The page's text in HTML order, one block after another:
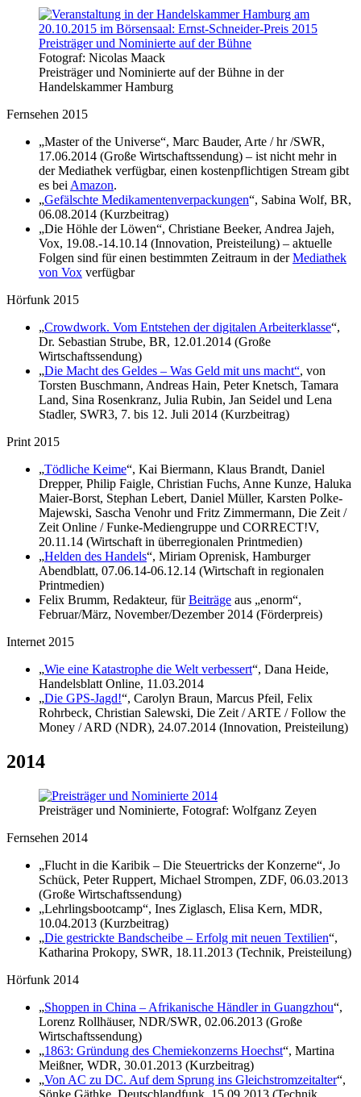
Fotograf: Nicolas Maack
Preisträger und Nominierte auf der Bühne in der
Handelskammer Hamburg
Fernsehen 2015
„Master of the Universe“, Marc Bauder, Arte / hr /SWR,
17.06.2014 (Große Wirtschaftssendung) – ist nicht mehr in
der Mediathek verfügbar, einen kostenpflichtigen Stream gibt
es bei Amazon.
„Gefälschte Medikamentenverpackungen“, Sabina Wolf, BR,
06.08.2014 (Kurzbeitrag)
„Die Höhle der Löwen“, Christiane Beeker, Andrea Jajeh,
Vox, 19.08.-14.10.14 (Innovation, Preisteilung) – aktuelle
Folgen sind für einen bestimmten Zeitraum in derMediathek
von Vox verfügbar
Hörfunk 2015
„Crowdwork. Vom Entstehen der digitalen Arbeiterklasse“,
Dr. Sebastian Strube, BR, 12.01.2014 (Große
Wirtschaftssendung)
„Die Macht des Geldes – Was Geld mit uns macht“, von
Torsten Buschmann, Andreas Hain, Peter Knetsch, Tamara
Land, Sina Rosenkranz, Julia Rubin, Jan Seidel und Lena
Stadler, SWR3, 7. bis 12. Juli 2014 (Kurzbeitrag)
Print 2015
„Tödliche Keime“, Kai Biermann, Klaus Brandt, Daniel
Drepper, Philip Faigle, Christian Fuchs, Anne Kunze, Haluka
Maier-Borst, Stephan Lebert, Daniel Müller, Karsten Polke-
Majewski, Sascha Venohr und Fritz Zimmermann, Die Zeit /
Zeit Online / Funke-Mediengruppe und CORRECT!V,
20.11.14 (Wirtschaft in überregionalen Printmedien)
„Helden des Handels“, Miriam Oprenisk, Hamburger
Abendblatt, 07.06.14-06.12.14 (Wirtschaft in regionalen
Printmedien)
Felix Brumm, Redakteur, fürBeiträge aus „enorm“,
Februar/März, November/Dezember 2014 (Förderpreis)
Internet 2015
„Wie eine Katastrophe die Welt verbessert“, Dana Heide,
Handelsblatt Online, 11.03.2014
„Die GPS-Jagd!“, Carolyn Braun, Marcus Pfeil, Felix
Rohrbeck, Christian Salewski, Die Zeit / ARTE / Follow the
Money / ARD (NDR), 24.07.2014 (Innovation, Preisteilung)
2014
Preisträger und Nominierte, Fotograf: Wolfganz Zeyen
Fernsehen 2014
„Flucht in die Karibik – Die Steuertricks der Konzerne“, Jo
Schück, Peter Ruppert, Michael Strompen, ZDF, 06.03.2013
(Große Wirtschaftssendung)
„Lehrlingsbootcamp“, Ines Ziglasch, Elisa Kern, MDR,
10.04.2013 (Kurzbeitrag)
„Die gestrickte Bandscheibe – Erfolg mit neuen Textilien“,
Katharina Prokopy, SWR, 18.11.2013 (Technik, Preisteilung)
Hörfunk 2014
„Shoppen in China – Afrikanische Händler in Guangzhou“,
Lorenz Rollhäuser, NDR/SWR, 02.06.2013 (Große
Wirtschaftssendung)
„1863: Gründung des Chemiekonzerns Hoechst“, Martina
Meißner, WDR, 30.01.2013 (Kurzbeitrag)
„Von AC zu DC. Auf dem Sprung ins Gleichstromzeitalter“,
Sönke Gäthke, Deutschlandfunk, 15.09.2013 (Technik,